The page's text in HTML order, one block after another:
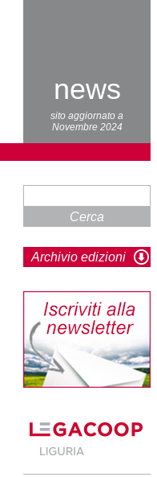
news
sito aggiornato a
Novembre 2024
Cerca
Archivio edizioni